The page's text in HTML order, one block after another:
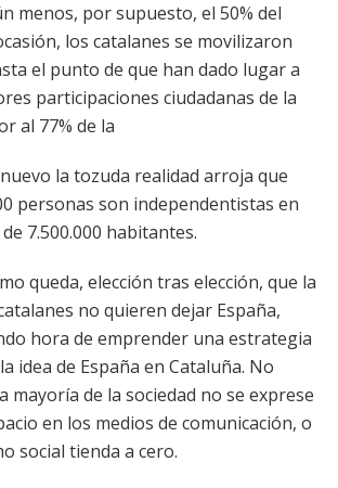
menos, por supuesto, el 50% del
los catalanes se movilizaron
el punto de que han dado lugar a
participaciones ciudadanas de la
al 77% de la
la tozuda realidad arroja que
personas son independentistas en
7.500.000 habitantes.
queda, elección tras elección, que la
no quieren dejar España,
hora de emprender una estrategia
idea de España en Cataluña. No
mayoría de la sociedad no se exprese
en los medios de comunicación, o
social tienda a cero.